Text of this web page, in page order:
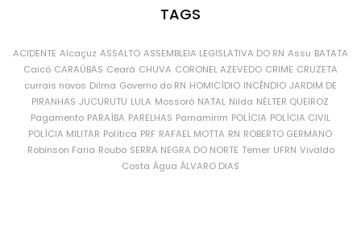
TAGS
ACIDENTE Alcaçuz ASSALTO ASSEMBLEIA LEGISLATIVA DO RN Assu BATATA
Caicó CARAÚBAS Ceará CHUVA CORONEL AZEVEDO CRIME CRUZETA
currais novos Dilma Governo do RN HOMICÍDIO INCÊNDIO JARDIM DE
PIRANHAS JUCURUTU LULA Mossoró NATAL Nilda NÉLTER QUEIROZ
Pagamento PARAÍBA PARELHAS Parnamirim POLÍCIA POLÍCIA CIVIL
POLÍCIA MILITAR Política PRF RAFAEL MOTTA RN ROBERTO GERMANO
Robinson Faria Roubo SERRA NEGRA DO NORTE Temer UFRN Vivaldo
Costa Água ÁLVARO DIAS